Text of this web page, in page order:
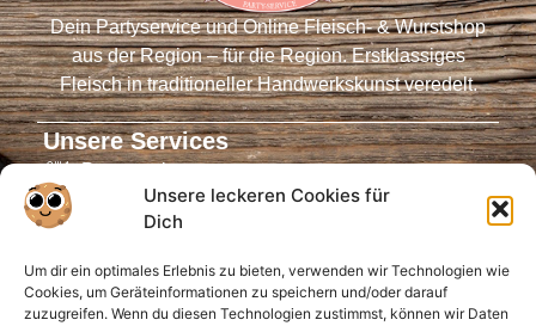
Unsere leckeren Cookies für
Dich
Um dir ein optimales Erlebnis zu bieten, verwenden wir Technologien wie
Cookies, um Geräteinformationen zu speichern und/oder darauf
zuzugreifen. Wenn du diesen Technologien zustimmst, können wir Daten
Dein Partyservice und Online Fleisch- & Wurstshop
aus der Region – für die Region. Erstklassiges
Fleisch in traditioneller Handwerkskunst veredelt.
Unsere Services
Partyservice
Fleischautomaten
Virtueller Tresen
Öffnungszeiten